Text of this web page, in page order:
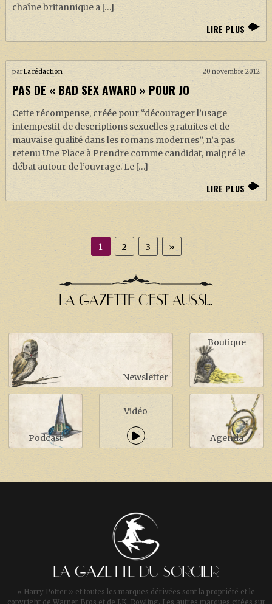
chaîne britannique a […]
LIRE PLUS
parLa rédaction 20 novembre 2012
PAS DE « BAD SEX AWARD » POUR JO
Cette récompense, créée pour “décourager l’usage
intempestif de descriptions sexuelles gratuites et de
mauvaise qualité dans les romans modernes”, n’a pas
retenu Une Place à Prendre comme candidat, malgré le
débat autour de l’ouvrage. Le […]
LIRE PLUS
1 2 3 »
LA GAZETTE C'EST AUSSI...
Newsletter
Boutique
Podcast
Vidéo
Agenda
LA GAZETTE DU SORCIER
« Harry Potter » et toutes les marques dérivées sont la propriété et le
copyright de Warner Bros et de J.K. Rowling. Les autres marques citées sur